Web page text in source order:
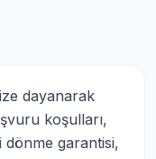
dayanarak
koşulları,
garantisi,